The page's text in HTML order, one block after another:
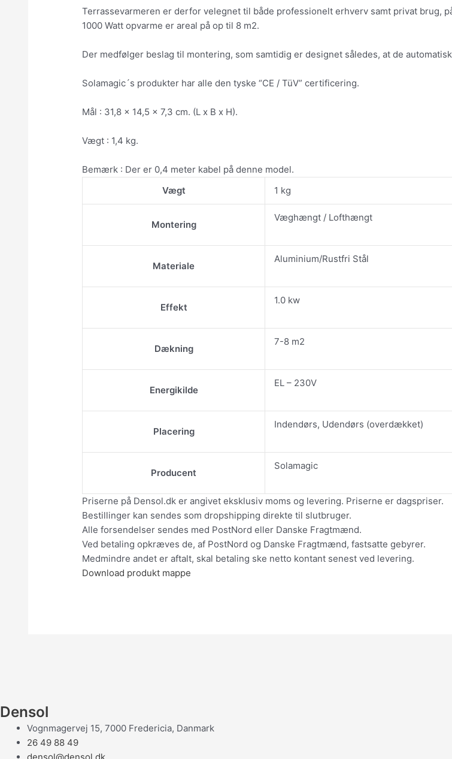
Terrassevarmeren er derfor velegnet til både professionelt erhverv samt privat brug,
1000 Watt opvarme er areal på op til 8 m2.
Der medfølger beslag til montering, som samtidig er designet således, at de
Solamagic´s produkter har alle den tyske “CE / TüV” certificering.
Mål : 31,8 x 14,5 x 7,3 cm. (L x B x H).
Vægt : 1,4 kg.
Bemærk : Der er 0,4 meter kabel på denne model.
Vægt
1 kg
Montering
Væghængt / Lofthængt
Materiale
Aluminium/Rustfri Stål
Effekt
1.0 kw
Dækning
7-8 m2
Energikilde
EL – 230V
Placering
Indendørs, Udendørs (overdækket)
Producent
Solamagic
Priserne på Densol.dk er angivet eksklusiv moms og levering. Priserne er dagspriser.
Bestillinger kan sendes som dropshipping direkte til slutbruger.
Alle forsendelser sendes med PostNord eller Danske Fragtmænd.
Ved betaling opkræves de, af PostNord og Danske Fragtmænd, fastsatte gebyrer.
Medmindre andet er aftalt, skal betaling ske netto kontant senest ved levering.
Download produkt mappe
Densol
Vognmagervej 15, 7000 Fredericia, Danmark
26 49 88 49